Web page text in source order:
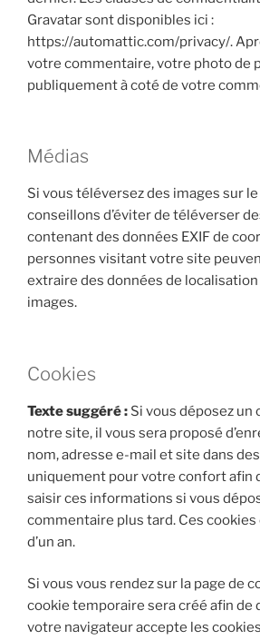
Gravatar sont disponibles ici :
https://automattic.com/privacy/.
votre commentaire, votre photo de
publiquement à coté de votre
Médias
Si vous téléversez des images sur
conseillons d’éviter de téléverser
contenant des données EXIF de
personnes visitant votre site
extraire des données de
images.
Cookies
Texte suggéré : Si vous déposez
notre site, il vous sera proposé
nom, adresse e-mail et site dans
uniquement pour votre confort afin
saisir ces informations si vous
commentaire plus tard. Ces
d’un an.
Si vous vous rendez sur la page de
cookie temporaire sera créé afin de
votre navigateur accepte les